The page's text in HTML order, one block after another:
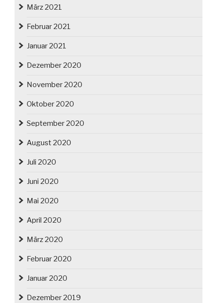
März 2021
Februar 2021
Januar 2021
Dezember 2020
November 2020
Oktober 2020
September 2020
August 2020
Juli 2020
Juni 2020
Mai 2020
April 2020
März 2020
Februar 2020
Januar 2020
Dezember 2019